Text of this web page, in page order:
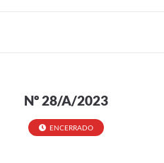
Nº 28/A/2023
ENCERRADO